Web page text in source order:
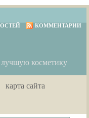
КОММЕНТАРИИ
косметику
карта сайта